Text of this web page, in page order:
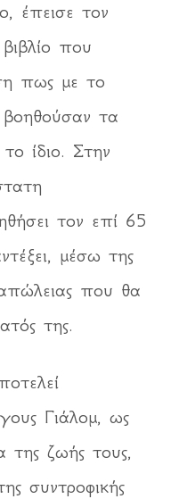
έπεισε τον
που
πως με το
τα
ίδιο. Στην
τον επί 65
μέσω της
που θα
της.
Γιάλομ, ως
της ζωής τους,
συντροφικής